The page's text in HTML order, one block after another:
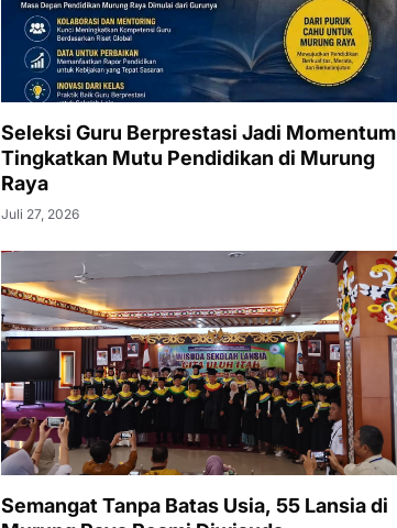
Seleksi Guru Berprestasi Jadi Momentum
Tingkatkan Mutu Pendidikan di Murung
Raya
Juli 27, 2026
Semangat Tanpa Batas Usia, 55 Lansia di